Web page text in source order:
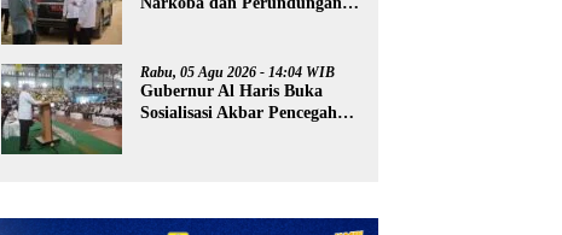
Rakyat
Rabu, 05 Agu 2026 - 14:04 WIB
Gubernur Al Haris Buka
Sosialisasi Akbar Pencegahan